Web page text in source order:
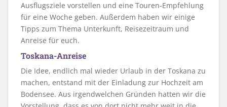
Ausflugsziele vorstellen und eine Touren-Empfehlung
für eine Woche geben. Außerdem haben wir einige
Tipps zum Thema Unterkunft, Reisezeitraum und
Anreise für euch.
Toskana-Anreise
Die Idee, endlich mal wieder Urlaub in der Toskana zu
machen, entstand mit der Einladung zur Hochzeit am
Bodensee. Aus irgendwelchen Gründen hatten wir die